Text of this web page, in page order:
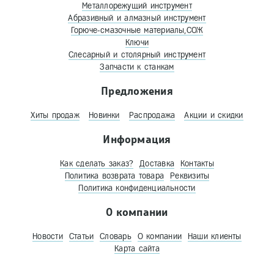
Металлорежущий инструмент
Абразивный и алмазный инструмент
Горюче-смазочные материалы,СОЖ
Ключи
Слесарный и столярный инструмент
Запчасти к станкам
Предложения
Хиты продаж Новинки Распродажа Акции и скидки
Информация
Как сделать заказ? Доставка
Контакты
Политика возврата товара
Реквизиты
Политика конфиденциальности
О компании
Новости Статьи Словарь О компании
Наши клиенты
Карта сайта